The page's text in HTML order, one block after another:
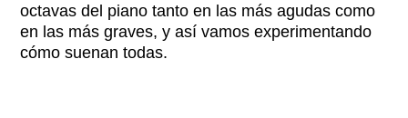
octavas del piano tanto en las más agudas como
en las más graves, y así vamos experimentando
cómo suenan todas.